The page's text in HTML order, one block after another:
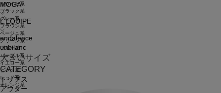
MOGA
L'EQUIPE
endalence
unbilanc
大きいサイズ
CATEGORY
トップス
アウター
ホワイト系
ブラック系
グレー系
ブラウン系
ベージュ系
グリーン系
ブルー系
パープル系
イエロー系
ピンク系
レッド系
オレンジ系